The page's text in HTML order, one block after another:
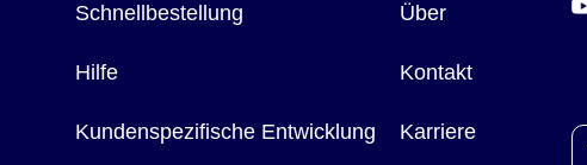
Schnellbestellung
Hilfe
Kundenspezifische Entwicklung
Über
Kontakt
Karriere